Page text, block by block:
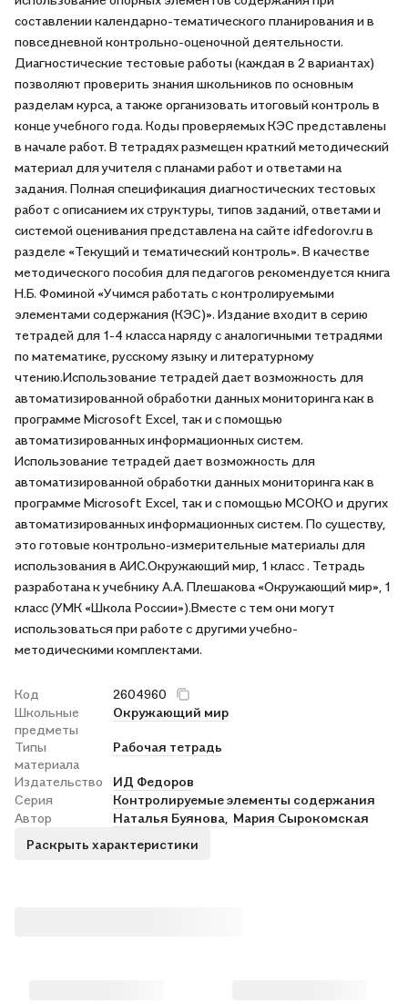
составлении календарно-тематического планирования и в
повседневной контрольно-оценочной деятельности.
Диагностические тестовые работы (каждая в 2 вариантах)
позволяют проверить знания школьников по основным
разделам курса, а также организовать итоговый контроль в
конце учебного года. Коды проверяемых КЭС представлены
в начале работ. В тетрадях размещен краткий методический
материал для учителя с планами работ и ответами на
задания. Полная спецификация диагностических тестовых
работ с описанием их структуры, типов заданий, ответами и
системой оценивания представлена на сайте idfedorov.ru в
разделе «Текущий и тематический контроль». В качестве
методического пособия для педагогов рекомендуется книга
Н.Б. Фоминой «Учимся работать с контролируемыми
элементами содержания (КЭС)». Издание входит в серию
тетрадей для 1-4 класса наряду с аналогичными тетрадями
по математике, русскому языку и литературному
чтению.Использование тетрадей дает возможность для
автоматизированной обработки данных мониторинга как в
программе Microsoft Excel, так и с помощью
автоматизированных информационных систем.
Использование тетрадей дает возможность для
автоматизированной обработки данных мониторинга как в
программе Microsoft Excel, так и с помощью МСОКО и других
автоматизированных информационных систем. По существу,
это готовые контрольно-измерительные материалы для
использования в АИС.Окружающий мир, 1 класс . Тетрадь
разработана к учебнику А.А. Плешакова «Окружающий мир», 1
класс (УМК «Школа России»).Вместе с тем они могут
использоваться при работе с другими учебно-
методическими комплектами.
Код
2604960
Школьные
предметы
Окружающий мир
Типы
материала
Рабочая тетрадь
Издательство
ИД Федоров
Серия
Контролируемые элементы содержания
Автор
Наталья Буянова, Мария Сырокомская
Раскрыть характеристики